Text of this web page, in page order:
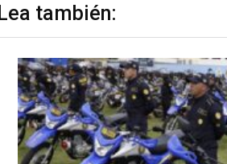
Lea también: